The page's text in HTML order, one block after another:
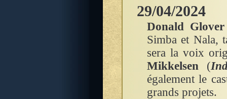
29/04/2024
Donald Glover
Simba et Nala,
sera la voix
Mikkelsen (
également le
grands projets.